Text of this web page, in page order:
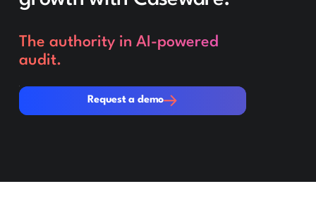
The authority in AI-powered
audit.
Request a demo
Request a demo